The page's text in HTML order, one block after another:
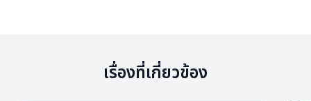
เรื่องที่เกี่ยวข้อง